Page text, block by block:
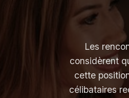
Les
considèrent
cette
célibataires